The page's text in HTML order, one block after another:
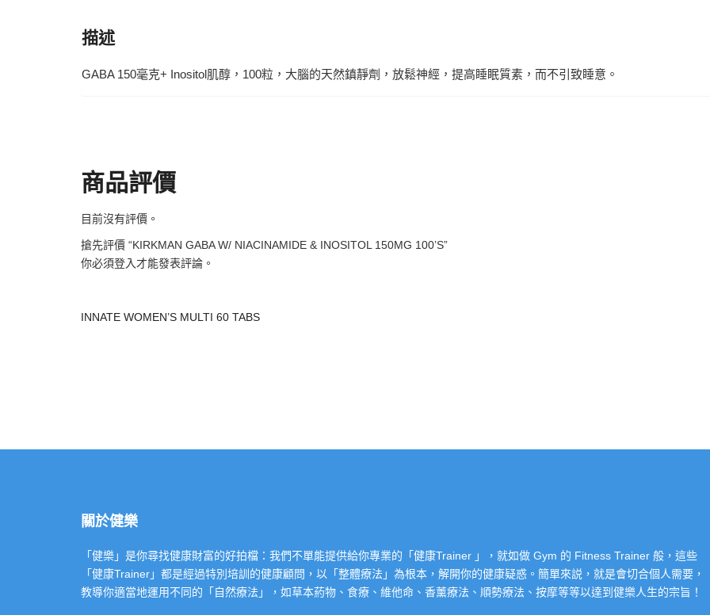
描述
GABA 150毫克+ Inositol肌醇，100粒，大腦的天然鎮靜劑，放鬆神經，提高睡眠質素，而不引致睡意。
商品評價
目前沒有評價。
搶先評價 “KIRKMAN GABA W/ NIACINAMIDE & INOSITOL 150MG 100’S”
你必須登入 才能發表評論。
INNATE WOMEN’S MULTI 60 TABS
關於健樂
「健樂」是你尋找健康財富的好拍檔：我們不單能提供給你專業的「健康Trainer 」，就如做 Gym 的 Fitness Trainer 般，這些
「健康Trainer」都是經過特別培訓的健康顧問，以「整體療法」為根本，解開你的健康疑惑。簡單來説，就是會切合個人需要，
教導你適當地運用不同的「自然療法」，如草本葯物、食療、維他命、香薰療法、順勢療法、按摩等等以達到健樂人生的宗旨！